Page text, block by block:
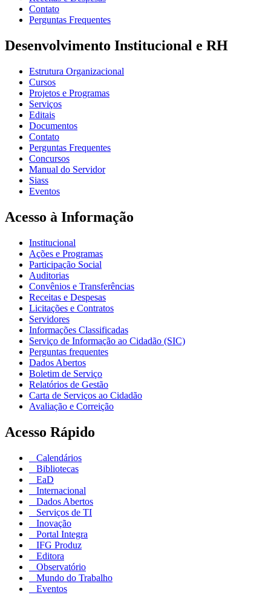
Contato
Perguntas Frequentes
Desenvolvimento Institucional e RH
Estrutura Organizacional
Cursos
Projetos e Programas
Serviços
Editais
Documentos
Contato
Perguntas Frequentes
Concursos
Manual do Servidor
Siass
Eventos
Acesso à Informação
Institucional
Ações e Programas
Participação Social
Auditorias
Convênios e Transferências
Receitas e Despesas
Licitações e Contratos
Servidores
Informações Classificadas
Serviço de Informação ao Cidadão (SIC)
Perguntas frequentes
Dados Abertos
Boletim de Serviço
Relatórios de Gestão
Carta de Serviços ao Cidadão
Avaliação e Correição
Acesso Rápido
Calendários
Bibliotecas
EaD
Internacional
Dados Abertos
Serviços de TI
Inovação
Portal Integra
IFG Produz
Editora
Observatório
Mundo do Trabalho
Eventos